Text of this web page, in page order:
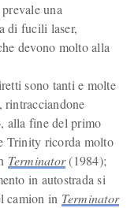
una
di fucili laser,
devono molto alla
sono tanti e molte
rintracciandone
alla fine del primo
Trinity ricorda molto
Terminator(1984);
in autostrada si
camion in Terminator